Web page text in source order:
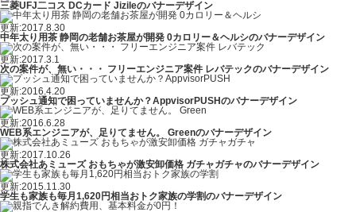
三菱UFJ二コス DCカード Jizileのバナーデザイン
更新:2017.8.30
中年太り用茶 静岡の老舗お茶屋が開発 0カロリー＆ヘルシのバナーデザイン
更新:2017.3.1
次の案件が、無い・・・ フリーエンジニア案件 レバテックのバナーデザイン
更新:2016.4.20
プッシュ通知で困っていませんか？AppvisorPUSHのバナーデザイン
更新:2016.6.28
WEB系エンジニアが、足りてません。 Greenのバナーデザイン
更新:2017.10.26
株式会社あミューズ おもちゃが激安卸価格 ガチャガチャのバナーデザイン
更新:2015.11.30
学生も家族も毎月1,620円相当おトク家族の学割のバナーデザイン